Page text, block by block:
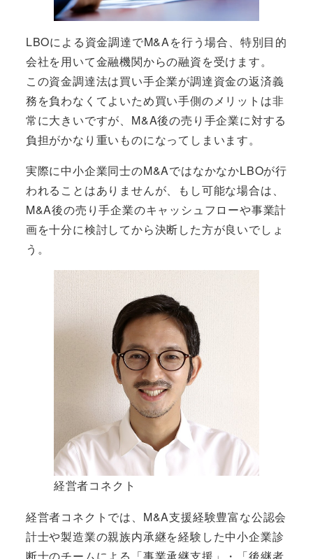
LBOによる資金調達でM&Aを行う場合、特別目的
会社を用いて金融機関からの融資を受けます。
この資金調達法は買い手企業が調達資金の返済義
務を負わなくてよいため買い手側のメリットは非
常に大きいですが、M&A後の売り手企業に対する
負担がかなり重いものになってしまいます。
実際に中小企業同士のM&AではなかなかLBOが行
われることはありませんが、もし可能な場合は、
M&A後の売り手企業のキャッシュフローや事業計
画を十分に検討してから決断した方が良いでしょ
う。
経営者コネクト
経営者コネクトでは、M&A支援経験豊富な公認会
計士や製造業の親族内承継を経験した中小企業診